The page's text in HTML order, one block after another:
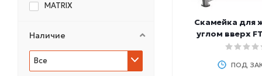
Скамейка для
углом вверх
ПОД
MATRIX
NO BRAND
PRECOR
Наличие
Все